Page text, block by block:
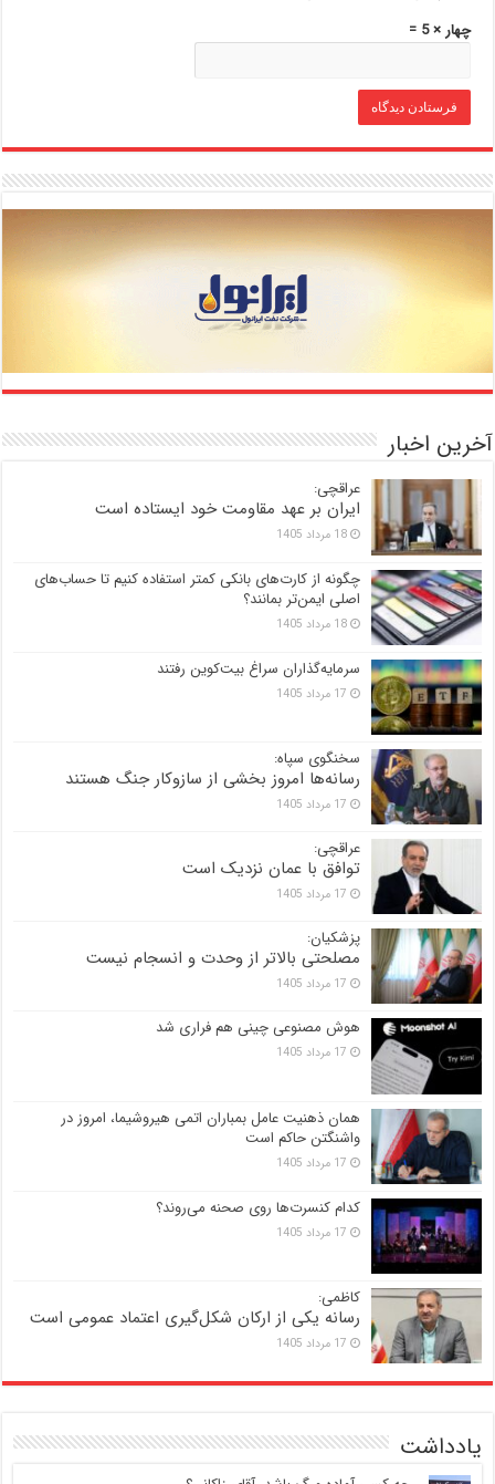
چهار × 5 =
آخرین اخبار
عراقچی:
ایران بر عهد مقاومت خود ایستاده است
18 مرداد 1405
چگونه از کارت‌های بانکی کمتر استفاده کنیم تا حساب‌های
اصلی ایمن‌تر بمانند؟
18 مرداد 1405
سرمایه‌گذاران سراغ بیت‌کوین رفتند
17 مرداد 1405
سخنگوی سپاه:
رسانه‌ها امروز بخشی از سازوکار جنگ هستند
17 مرداد 1405
عراقچی:
توافق با عمان نزدیک است
17 مرداد 1405
پزشکیان:
مصلحتی بالاتر از وحدت و انسجام نیست
17 مرداد 1405
هوش مصنوعی چینی هم فراری شد
17 مرداد 1405
همان ذهنیت عامل بمباران اتمی هیروشیما، امروز در
واشنگتن حاکم است
17 مرداد 1405
کدام کنسرت‌ها روی صحنه می‌روند؟
17 مرداد 1405
کاظمی:
رسانه یکی از ارکان شکل‌گیری اعتماد عمومی است
17 مرداد 1405
یادداشت